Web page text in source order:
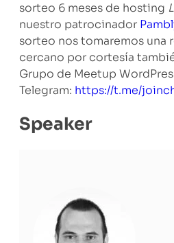
sorteo 6 meses de hosting
nuestro patrocinador
sorteo nos tomaremos una
cercano por cortesía
Grupo de Meetup
Telegram: https://t.me/
Speaker